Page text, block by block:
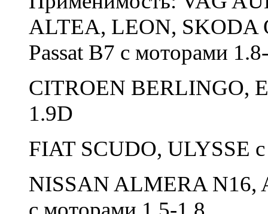
ALTEA, LEON, SKODA
Passat B7 с моторами
CITROEN BERLINGO,
1.9D
FIAT SCUDO, ULYSSE
NISSAN ALMERA N16,